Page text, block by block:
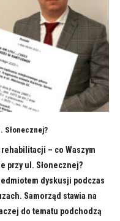
Słonecznej?
– co Waszym
przy ul. Słonecznej?
dyskusji podczas
Samorząd stawia na
do tematu podchodzą